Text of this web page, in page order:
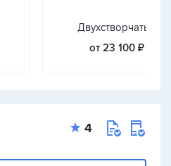
Двухстворчатые
от 23 100 ₽
4